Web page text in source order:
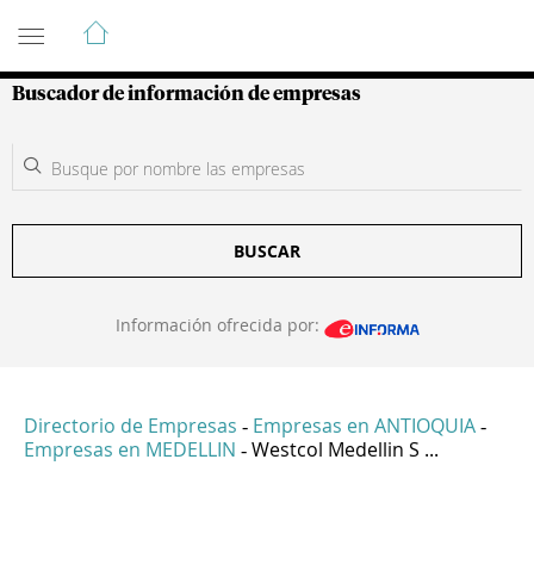
Guía de Empresas Colombianas
Buscador de información de empresas
BUSCAR
Información ofrecida por:
Directorio de Empresas - Empresas en ANTIOQUIA -
Empresas en MEDELLIN - Westcol Medellin S ...